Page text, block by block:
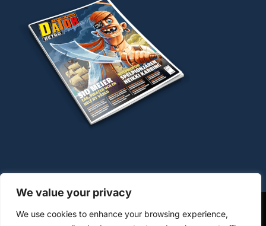
We value your privacy
We use cookies to enhance your browsing experience,